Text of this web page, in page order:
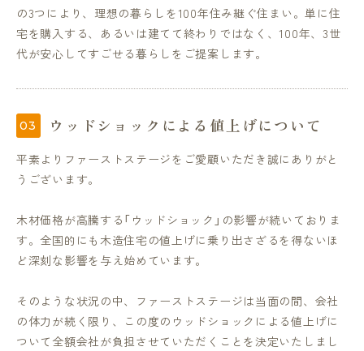
の3つにより、理想の暮らしを100年住み継ぐ住まい。単に住
宅を購入する、あるいは建てて終わりではなく、100年、3世
代が安心してすごせる暮らしをご提案します。
ウッドショックによる値上げについて
平素よりファーストステージをご愛顧いただき誠にありがと
うございます。
木材価格が高騰する「ウッドショック」の影響が続いておりま
す。全国的にも木造住宅の値上げに乗り出さざるを得ないほ
ど深刻な影響を与え始めています。
そのような状況の中、ファーストステージは当面の間、会社
の体力が続く限り、この度のウッドショックによる値上げに
ついて全額会社が負担させていただくことを決定いたしまし